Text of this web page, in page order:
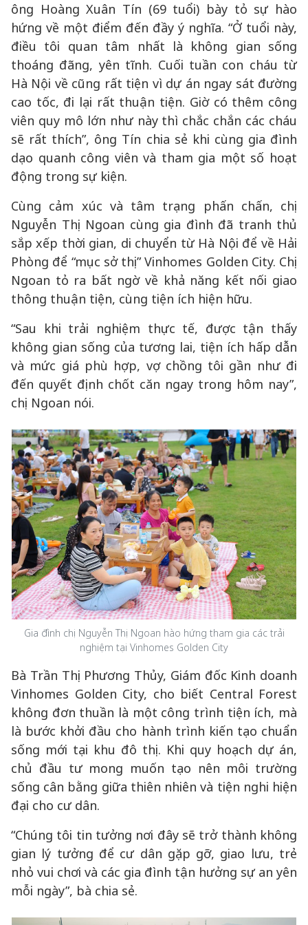
ông Hoàng Xuân Tín (69 tuổi) bày tỏ sự hào
hứng về một điểm đến đầy ý nghĩa. “Ở tuổi này,
điều tôi quan tâm nhất là không gian sống
thoáng đãng, yên tĩnh. Cuối tuần con cháu từ
Hà Nội về cũng rất tiện vì dự án ngay sát đường
cao tốc, đi lại rất thuận tiện. Giờ có thêm công
viên quy mô lớn như này thì chắc chắn các cháu
sẽ rất thích”, ông Tín chia sẻ khi cùng gia đình
dạo quanh công viên và tham gia một số hoạt
động trong sự kiện.
Cùng cảm xúc và tâm trạng phấn chấn, chị
Nguyễn Thị Ngoan cùng gia đình đã tranh thủ
sắp xếp thời gian, di chuyển từ Hà Nội để về Hải
Phòng để “mục sở thị” Vinhomes Golden City. Chị
Ngoan tỏ ra bất ngờ về khả năng kết nối giao
thông thuận tiện, cùng tiện ích hiện hữu.
“Sau khi trải nghiệm thực tế, được tận thấy
không gian sống của tương lai, tiện ích hấp dẫn
và mức giá phù hợp, vợ chồng tôi gần như đi
đến quyết định chốt căn ngay trong hôm nay”,
chị Ngoan nói.
Gia đình chị Nguyễn Thị Ngoan hào hứng tham gia các trải
nghiệm tại Vinhomes Golden City
Bà Trần Thị Phương Thủy, Giám đốc Kinh doanh
Vinhomes Golden City, cho biết Central Forest
không đơn thuần là một công trình tiện ích, mà
là bước khởi đầu cho hành trình kiến tạo chuẩn
sống mới tại khu đô thị. Khi quy hoạch dự án,
chủ đầu tư mong muốn tạo nên môi trường
sống cân bằng giữa thiên nhiên và tiện nghi hiện
đại cho cư dân.
“Chúng tôi tin tưởng nơi đây sẽ trở thành không
gian lý tưởng để cư dân gặp gỡ, giao lưu, trẻ
nhỏ vui chơi và các gia đình tận hưởng sự an yên
mỗi ngày”, bà chia sẻ.